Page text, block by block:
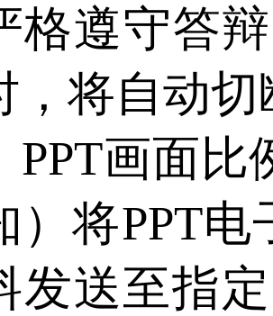
格遵守答
，将自动
PPT画面
）将PPT
发送至指